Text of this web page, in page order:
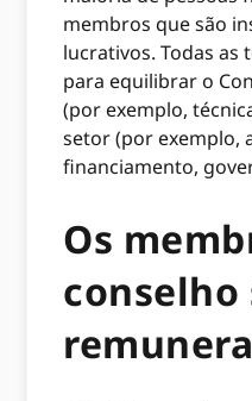
membros que são
lucrativos. Todas as
para equilibrar o
(por exemplo,
setor (por exemplo,
financiamento,
Os
conselho